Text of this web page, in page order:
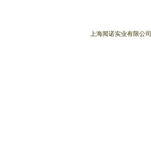
上海闻诺实业有限公司